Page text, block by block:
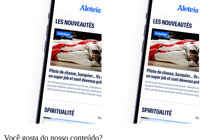
Você gosta do nosso conteúdo?